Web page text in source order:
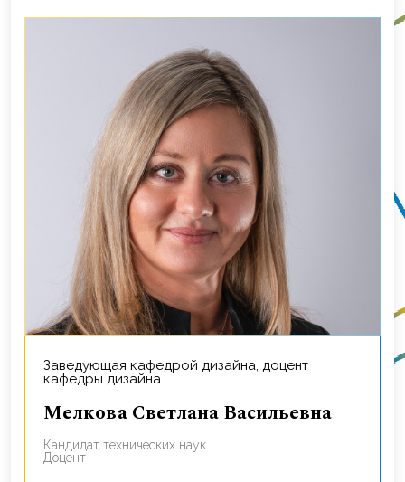
Заведующая кафедрой дизайна, доцент
кафедры дизайна
Мелкова Светлана Васильевна
кандидат технических наук
доцент